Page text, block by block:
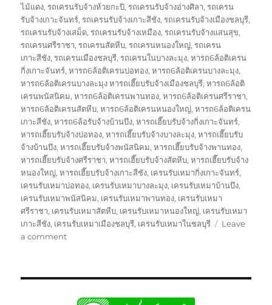
ไม้แดง,รถเครนรับจ้างห้วยกะปิ,รถเครนรับจ้างอ่างศิลา,รถเครน
รับจ้างเกาะจันทร์,รถเครนรับจ้างเกาะสีชัง,รถเครนรับจ้างเมืองชลบุรี,
รถเครนรับจ้างเสม็ด,รถเครนรับจ้างเหมือง,รถเครนรับจ้างแสนสุข,
รถเครนศรีราชา,รถเครนสัตหีบ,รถเครนหนองใหญ่,รถเครน
เกาะสีชัง,รถเครนเมืองชลบุรี,รถเครนในบางละมุง,หารถ6ล้อติเครน
กิ่งเกาะจันทร์,หารถ6ล้อติเครนบ่อทอง,หารถ6ล้อติเครนบางละมุง,
หารถ6ล้อติเครนบางละมุง หารถเฮี๊ยบรับจ้างเมืองชลบุรี,หารถ6ล้อติ
เครนพนัสนิคม,หารถ6ล้อติเครนพานทอง,หารถ6ล้อติเครนศรีราชา,
หารถ6ล้อติเครนสัตหีบ,หารถ6ล้อติเครนหนองใหญ่,หารถ6ล้อติเครน
เกาะสีชัง,หารถ6ล้อรับจ้างบ้านบึง,หารถเฮี๊ยบรับจ้างกิ่งเกาะจันทร์,
หารถเฮี๊ยบรับจ้างบ่อทอง,หารถเฮี๊ยบรับจ้างบางละมุง,หารถเฮี๊ยบรับ
จ้างบ้านบึง,หารถเฮี๊ยบรับจ้างพนัสนิคม,หารถเฮี๊ยบรับจ้างพานทอง,
หารถเฮี๊ยบรับจ้างศรีราชา,หารถเฮี๊ยบรับจ้างสัตหีบ,หารถเฮี๊ยบรับจ้าง
หนองใหญ่,หารถเฮี๊ยบรับจ้างเกาะสีชัง, เครนรับเหมากิ่งเกาะจันทร์,
เครนรับเหมาบ่อทอง, เครนรับเหมาบางละมุง, เครนรับเหมาบ้านบึง,
เครนรับเหมาพนัสนิคม, เครนรับเหมาพานทอง, เครนรับเหมา
ศรีราชา, เครนรับเหมาสัตหีบ, เครนรับเหมาหนองใหญ่, เครนรับเหมา
เกาะสีชัง, เครนรับเหมาเมืองชลบุรี, เครนรับเหมาในชลบุรี
Leave
a commenton